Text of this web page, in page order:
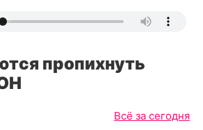
пропихнуть
Всё за сегодня